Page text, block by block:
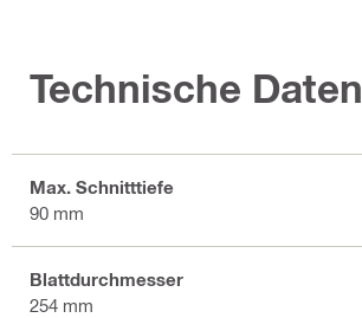
Technische Daten
Max. Schnitttiefe
90 mm
Blattdurchmesser
254 mm